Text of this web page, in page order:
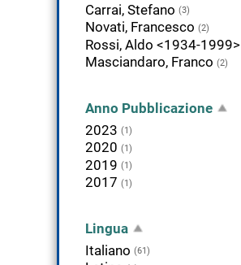
Carrai, Stefano (3)
Novati, Francesco (2)
Rossi, Aldo <1934-1999>
Masciandaro, Franco (2)
Anno Pubblicazione
2023 (1)
2020 (1)
2019 (1)
2017 (1)
Lingua
Italiano (61)